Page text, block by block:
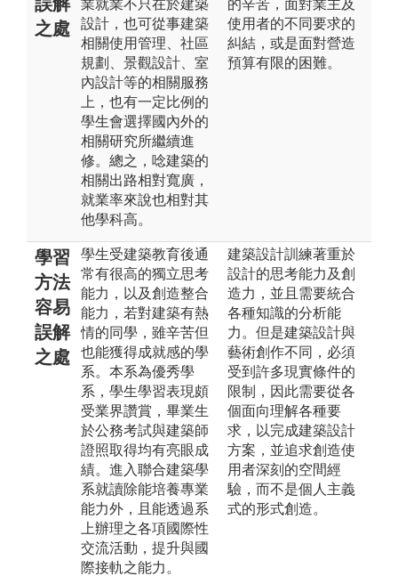
之處
業就業不只在於建築
設計，也可從事建築
相關使用管理、社區
規劃、景觀設計、室
內設計等的相關服務
上，也有一定比例的
學生會選擇國內外的
相關研究所繼續進
修。總之，唸建築的
相關出路相對寬廣，
就業率來說也相對其
他學科高。
的辛苦，面對業主及
使用者的不同要求的
糾結，或是面對營造
預算有限的困難。
學習
方法
容易
誤解
之處
學生受建築教育後通
常有很高的獨立思考
能力，以及創造整合
能力，若對建築有熱
情的同學，雖辛苦但
也能獲得成就感的學
系。本系為優秀學
系，學生學習表現頗
受業界讚賞，畢業生
於公務考試與建築師
證照取得均有亮眼成
績。進入聯合建築學
系就讀除能培養專業
能力外，且能透過系
上辦理之各項國際性
交流活動，提升與國
際接軌之能力。
建築設計訓練著重於
設計的思考能力及創
造力，並且需要統合
各種知識的分析能
力。但是建築設計與
藝術創作不同，必須
受到許多現實條件的
限制，因此需要從各
個面向理解各種要
求，以完成建築設計
方案，並追求創造使
用者深刻的空間經
驗，而不是個人主義
式的形式創造。